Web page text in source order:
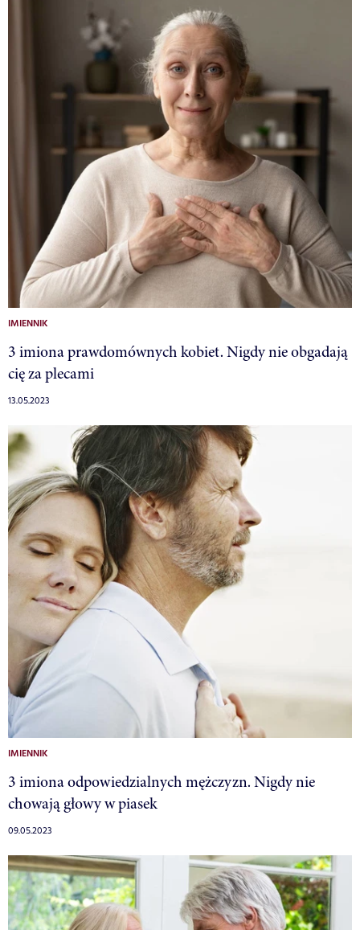
IMIENNIK
3 imiona prawdomównych kobiet. Nigdy nie obgadają
cię za plecami
13.05.2023
IMIENNIK
3 imiona odpowiedzialnych mężczyzn. Nigdy nie
chowają głowy w piasek
09.05.2023